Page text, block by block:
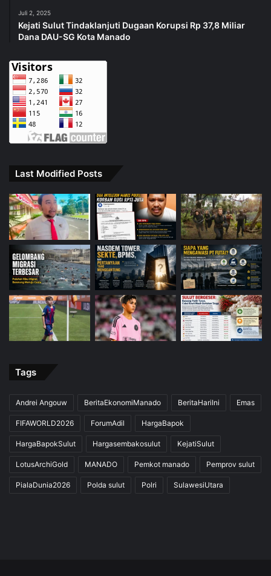
Juli 2, 2025
Kejati Sulut Tindaklanjuti Dugaan Korupsi Rp 37,8 Miliar
Dana DAU-SG Kota Manado
Last Modified Posts
Tags
Andrei Angouw BeritaEkonomiManado BeritaHariIni Emas
FIFAWORLD2026 ForumAdil HargaBapok
HargaBapokSulut Hargasembakosulut KejatiSulut
LotusArchiGold MANADO Pemkot manado Pemprov sulut
PialaDunia2026 Polda sulut Polri SulawesiUtara